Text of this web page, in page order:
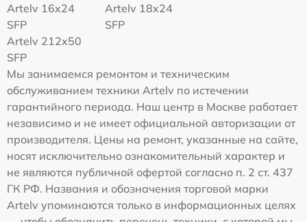
Artelv 16x24
SFP
Artelv 18x24
SFP
Artelv 212x50
SFP
Мы занимаемся ремонтом и техническим
обслуживанием техники Artelv по истечении
гарантийного периода. Наш центр в Москве работает
независимо и не имеет официальной авторизации от
производителя. Цены на ремонт, указанные на сайте,
носят исключительно ознакомительный характер и
не являются публичной офертой согласно п. 2 ст. 437
ГК РФ. Названия и обозначения торговой марки
Artelv упоминаются только в информационных целях